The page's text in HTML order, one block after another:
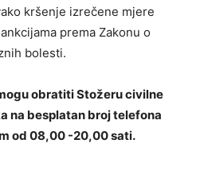
kršenje izrečene mjere
prema Zakonu o
bolesti.
obratiti Stožeru civilne
na besplatan broj telefona
od 08,00 -20,00 sati.